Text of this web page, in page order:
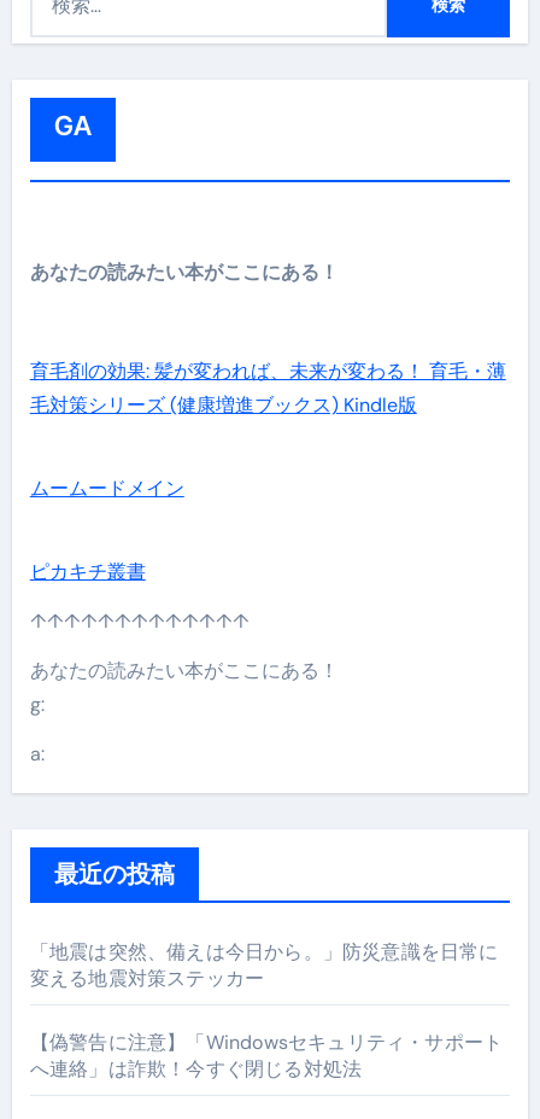
GA
あなたの読みたい本がここにある！
育毛剤の効果: 髪が変われば、未来が変わる！ 育毛・薄
毛対策シリーズ (健康増進ブックス) Kindle版
ムームードメイン
ピカキチ叢書
↑↑↑↑↑↑↑↑↑↑↑↑↑
あなたの読みたい本がここにある！
g:
a:
最近の投稿
「地震は突然、備えは今日から。」防災意識を日常に
変える地震対策ステッカー
【偽警告に注意】「Windowsセキュリティ・サポート
へ連絡」は詐欺！今すぐ閉じる対処法